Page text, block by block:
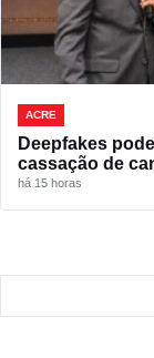
ACRE
Deepfakes
cassação de
há 15 horas